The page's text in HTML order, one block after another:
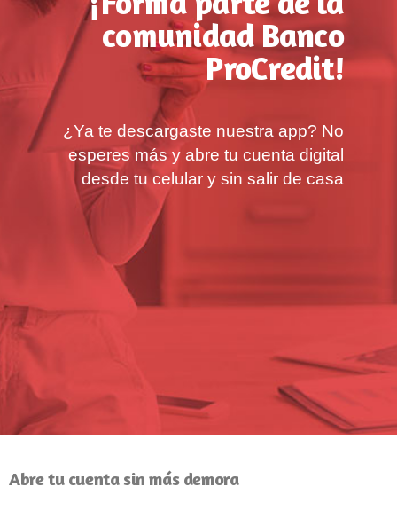
comunidad Banco
ProCredit!
¿Ya te descargaste nuestra app? No
esperes más y abre tu cuenta digital
desde tu celular y sin salir de casa
Abre tu cuenta sin más demora